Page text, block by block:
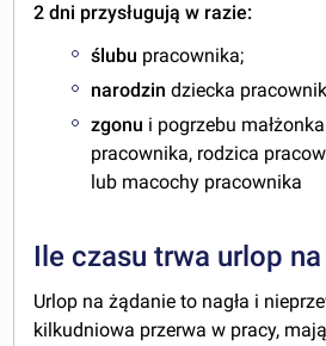
2 dni przysługują w razie:
ślubu pracownika;
narodzin dziecka
zgonu i pogrzebu
pracownika, rodzica
lub macochy pracownika
Ile czasu trwa urlop
Urlop na żądanie to nagła i
kilkudniowa przerwa w pracy,